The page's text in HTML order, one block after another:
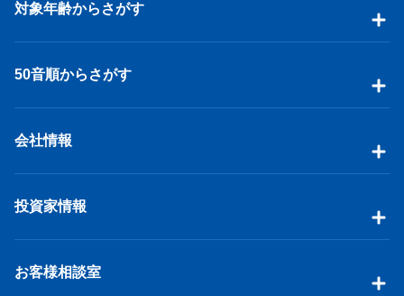
対象年齢からさがす
50音順からさがす
会社情報
投資家情報
お客様相談室